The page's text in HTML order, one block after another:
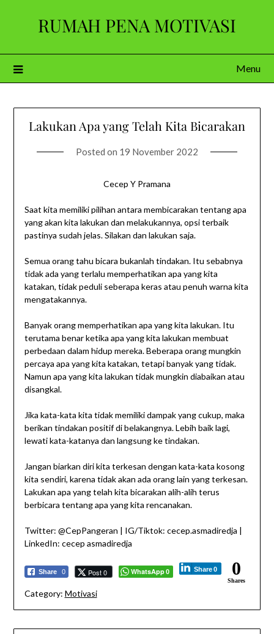
RUMAH PENA MOTIVASI
Menu
Lakukan Apa yang Telah Kita Bicarakan
Posted on 19 November 2022
Cecep Y Pramana
Saat kita memiliki pilihan antara membicarakan tentang apa
yang akan kita lakukan dan melakukannya, opsi terbaik
pastinya sudah jelas. Silakan dan lakukan saja.
Semua orang tahu bicara bukanlah tindakan. Itu sebabnya
tidak ada yang terlalu memperhatikan apa yang kita
katakan, tidak peduli seberapa keras atau penuh warna kita
mengatakannya.
Banyak orang memperhatikan apa yang kita lakukan. Itu
terutama benar ketika apa yang kita lakukan membuat
perbedaan dalam hidup mereka. Beberapa orang mungkin
percaya apa yang kita katakan, tetapi banyak yang tidak.
Namun apa yang kita lakukan tidak mungkin diabaikan atau
disangkal.
Jika kata-kata kita tidak memiliki dampak yang cukup, maka
berikan tindakan positif di belakangnya. Lebih baik lagi,
lewati kata-katanya dan langsung ke tindakan.
Jangan biarkan diri kita terkesan dengan kata-kata kosong
kita sendiri, karena tidak akan ada orang lain yang terkesan.
Lakukan apa yang telah kita bicarakan alih-alih terus
berbicara tentang apa yang kita rencanakan.
Twitter: @CepPangeran | IG/Tiktok: cecep.asmadiredja |
LinkedIn: cecep asmadiredja
Share 0 Post 0 WhatsApp 0 Share 0 0
Shares
Category: Motivasi